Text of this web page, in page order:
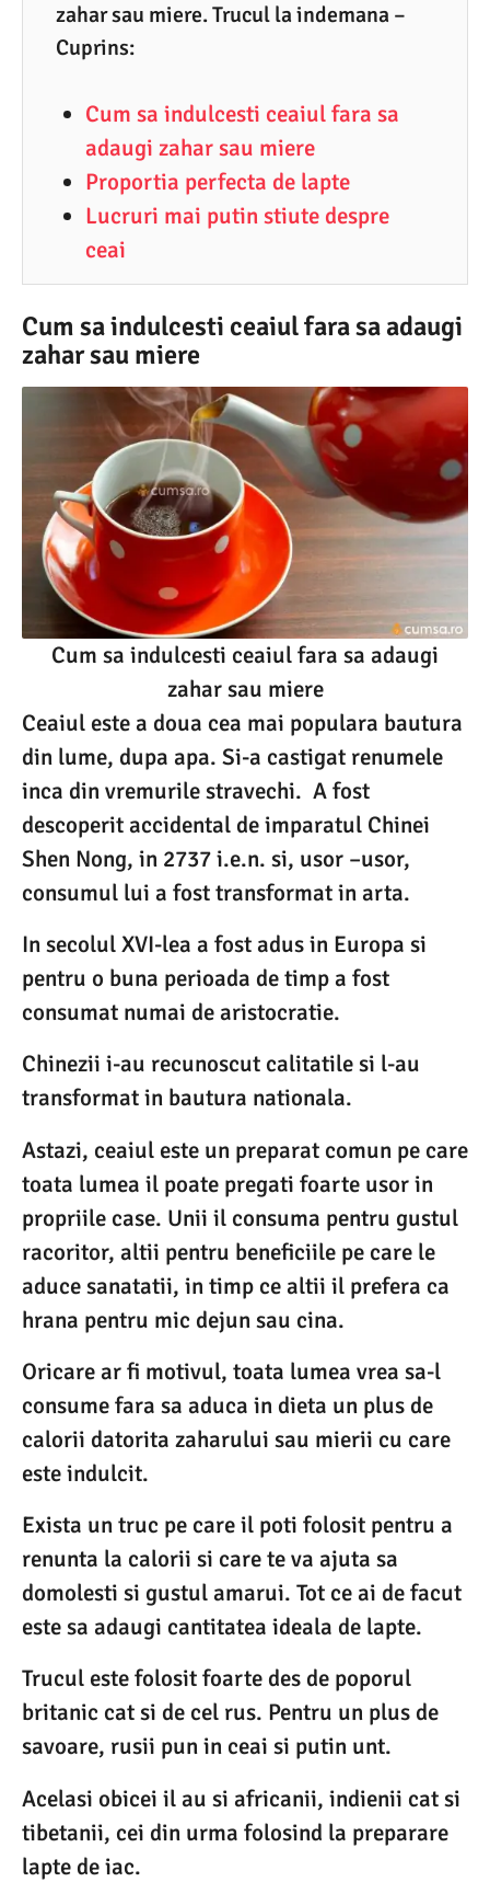
zahar sau miere. Trucul la indemana –
Cuprins:
Cum sa indulcesti ceaiul fara sa
adaugi zahar sau miere
Proportia perfecta de lapte
Lucruri mai putin stiute despre
ceai
Cum sa indulcesti ceaiul fara sa adaugi
zahar sau miere
Cum sa indulcesti ceaiul fara sa adaugi
zahar sau miere
Ceaiul este a doua cea mai populara bautura
din lume, dupa apa. Si-a castigat renumele
inca din vremurile stravechi. A fost
descoperit accidental de imparatul Chinei
Shen Nong, in 2737 i.e.n. si, usor –usor,
consumul lui a fost transformat in arta.
In secolul XVI-lea a fost adus in Europa si
pentru o buna perioada de timp a fost
consumat numai de aristocratie.
Chinezii i-au recunoscut calitatile si l-au
transformat in bautura nationala.
Astazi, ceaiul este un preparat comun pe care
toata lumea il poate pregati foarte usor in
propriile case. Unii il consuma pentru gustul
racoritor, altii pentru beneficiile pe care le
aduce sanatatii, in timp ce altii il prefera ca
hrana pentru mic dejun sau cina.
Oricare ar fi motivul, toata lumea vrea sa-l
consume fara sa aduca in dieta un plus de
calorii datorita zaharului sau mierii cu care
este indulcit.
Exista un truc pe care il poti folosit pentru a
renunta la calorii si care te va ajuta sa
domolesti si gustul amarui. Tot ce ai de facut
este sa adaugi cantitatea ideala de lapte.
Trucul este folosit foarte des de poporul
britanic cat si de cel rus. Pentru un plus de
savoare, rusii pun in ceai si putin unt.
Acelasi obicei il au si africanii, indienii cat si
tibetanii, cei din urma folosind la preparare
lapte de iac.